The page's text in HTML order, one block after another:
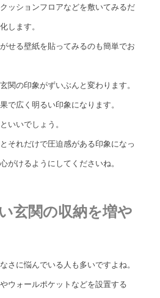
ッションフロアなどを敷いてみるだ
します。
せる壁紙を貼ってみるのも簡単でお
関の印象がずいぶんと変わります。
で広く明るい印象になります。
いいでしょう。
それだけで圧迫感がある印象になっ
がけるようにしてくださいね。
玄関の収納を増や
さに悩んでいる人も多いですよね。
ウォールポケットなどを設置する